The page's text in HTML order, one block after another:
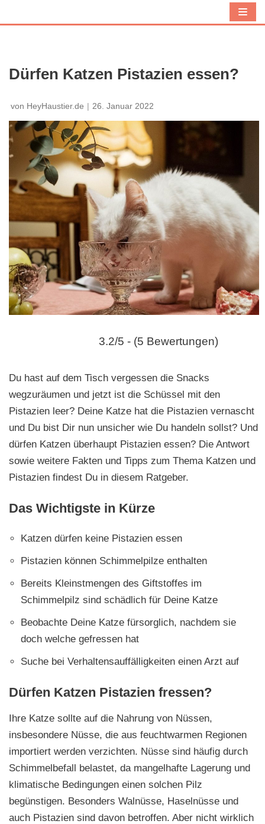
n
l
p
r
g
e
n
Dürfen Katzen Pistazien essen?
von HeyHaustier.de 26. Januar 2022
3.2/5 - (5 Bewertungen)
Du hast auf dem Tisch vergessen die Snacks
wegzuräumen und jetzt ist die Schüssel mit den
Pistazien leer? Deine Katze hat die Pistazien vernascht
und Du bist Dir nun unsicher wie Du handeln sollst? Und
dürfen Katzen überhaupt Pistazien essen? Die Antwort
sowie weitere Fakten und Tipps zum Thema Katzen und
Pistazien findest Du in diesem Ratgeber.
Das Wichtigste in Kürze
Katzen dürfen keine Pistazien essen
Pistazien können Schimmelpilze enthalten
Bereits Kleinstmengen des Giftstoffes im
Schimmelpilz sind schädlich für Deine Katze
Beobachte Deine Katze fürsorglich, nachdem sie
doch welche gefressen hat
Suche bei Verhaltensauffälligkeiten einen Arzt auf
Dürfen Katzen Pistazien fressen?
Ihre Katze sollte auf die Nahrung von Nüssen,
insbesondere Nüsse, die aus feuchtwarmen Regionen
importiert werden verzichten. Nüsse sind häufig durch
Schimmelbefall belastet, da mangelhafte Lagerung und
klimatische Bedingungen einen solchen Pilz
begünstigen. Besonders Walnüsse, Haselnüsse und
auch Pistazien sind davon betroffen. Aber nicht wirklich